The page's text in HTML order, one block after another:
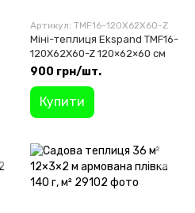
Артикул: TMF16-120X62X60-Z
Міні-теплиця Ekspand TMF16-
120X62X60-Z 120×62×60 см
900 грн/шт.
Купити